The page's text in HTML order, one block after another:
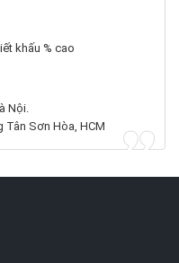
khấu % cao
Nội.
Tân Sơn Hòa, HCM